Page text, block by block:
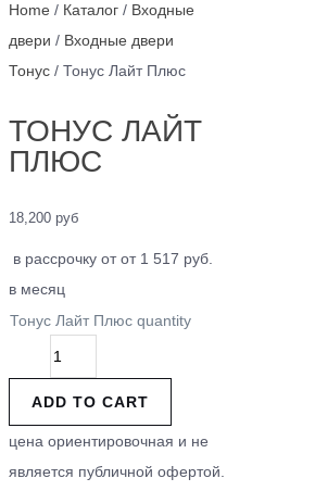
Home / Каталог / Входные
двери / Входные двери
Тонус / Тонус Лайт Плюс
ТОНУС ЛАЙТ
ПЛЮС
18,200 руб
в рассрочку от от 1 517 руб.
в месяц
Тонус Лайт Плюс quantity
ADD TO CART
цена ориентировочная и не
является публичной офертой.